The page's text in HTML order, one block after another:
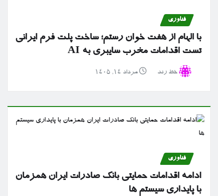
فناوری
با الهام از هفت خوان رستم؛ ساخت پلت فرم ایرانی
تست اقدامات مخرب سایبری به AI
خط رند مرداد ۱۴, ۱۴۰۵
فناوری
ادامه اقدامات حمایتی بانک صادرات ایران همزمان
با پایداری سیستم ها